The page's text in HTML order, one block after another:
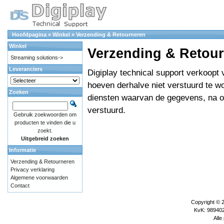
Hoofdpagina » Winkel » Verzending & Retourneren
Verzending &
Digiplay technical support verkoopt
hoeven derhalve niet verstuurd te
diensten waarvan de gegevens, na
verstuurd.
Winkel
Streaming solutions->
Leveranciers
Zoeken
Gebruik zoekwoorden om
producten te vinden die u
zoekt.
Uitgebreid zoeken
Informatie
Verzending & Retourneren
Privacy verklaring
Algemene voorwaarden
Contact
Copyright ©
KvK:
Alle